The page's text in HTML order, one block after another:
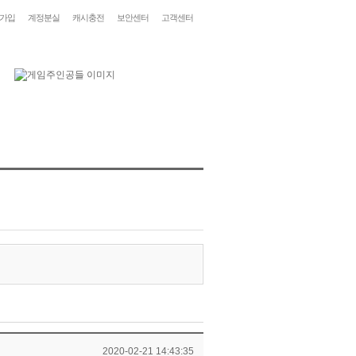
입 계정분실 캐시충전 보안센터 고객센터
2020-02-21 14:43:35